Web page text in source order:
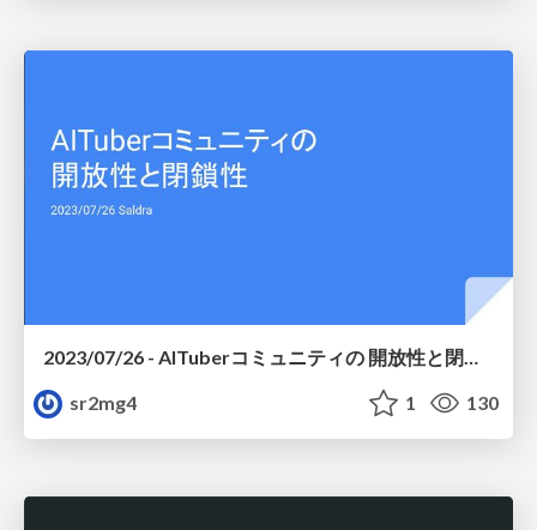
2023/07/26 - AITuberコミュニティの 開放性と閉鎖性
sr2mg4
1 130